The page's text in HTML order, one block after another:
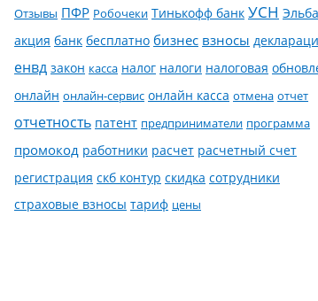
Отзывы ПФР Робочеки Тинькофф банк УСН Эльба
акция банк бесплатно бизнес взносы
енвд закон касса налог налоги налоговая
онлайн онлайн-сервис онлайн касса отмена отчет
отчетность патент предприниматели программа
промокод работники расчет расчетный счет
регистрация скб контур скидка сотрудники
страховые взносы тариф цены